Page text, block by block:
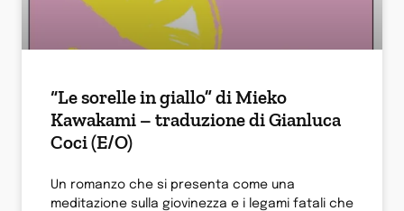
“Le sorelle in giallo” di Mieko
Kawakami – traduzione di Gianluca
Coci (E/O)
Un romanzo che si presenta come una
meditazione sulla giovinezza e i legami fatali che